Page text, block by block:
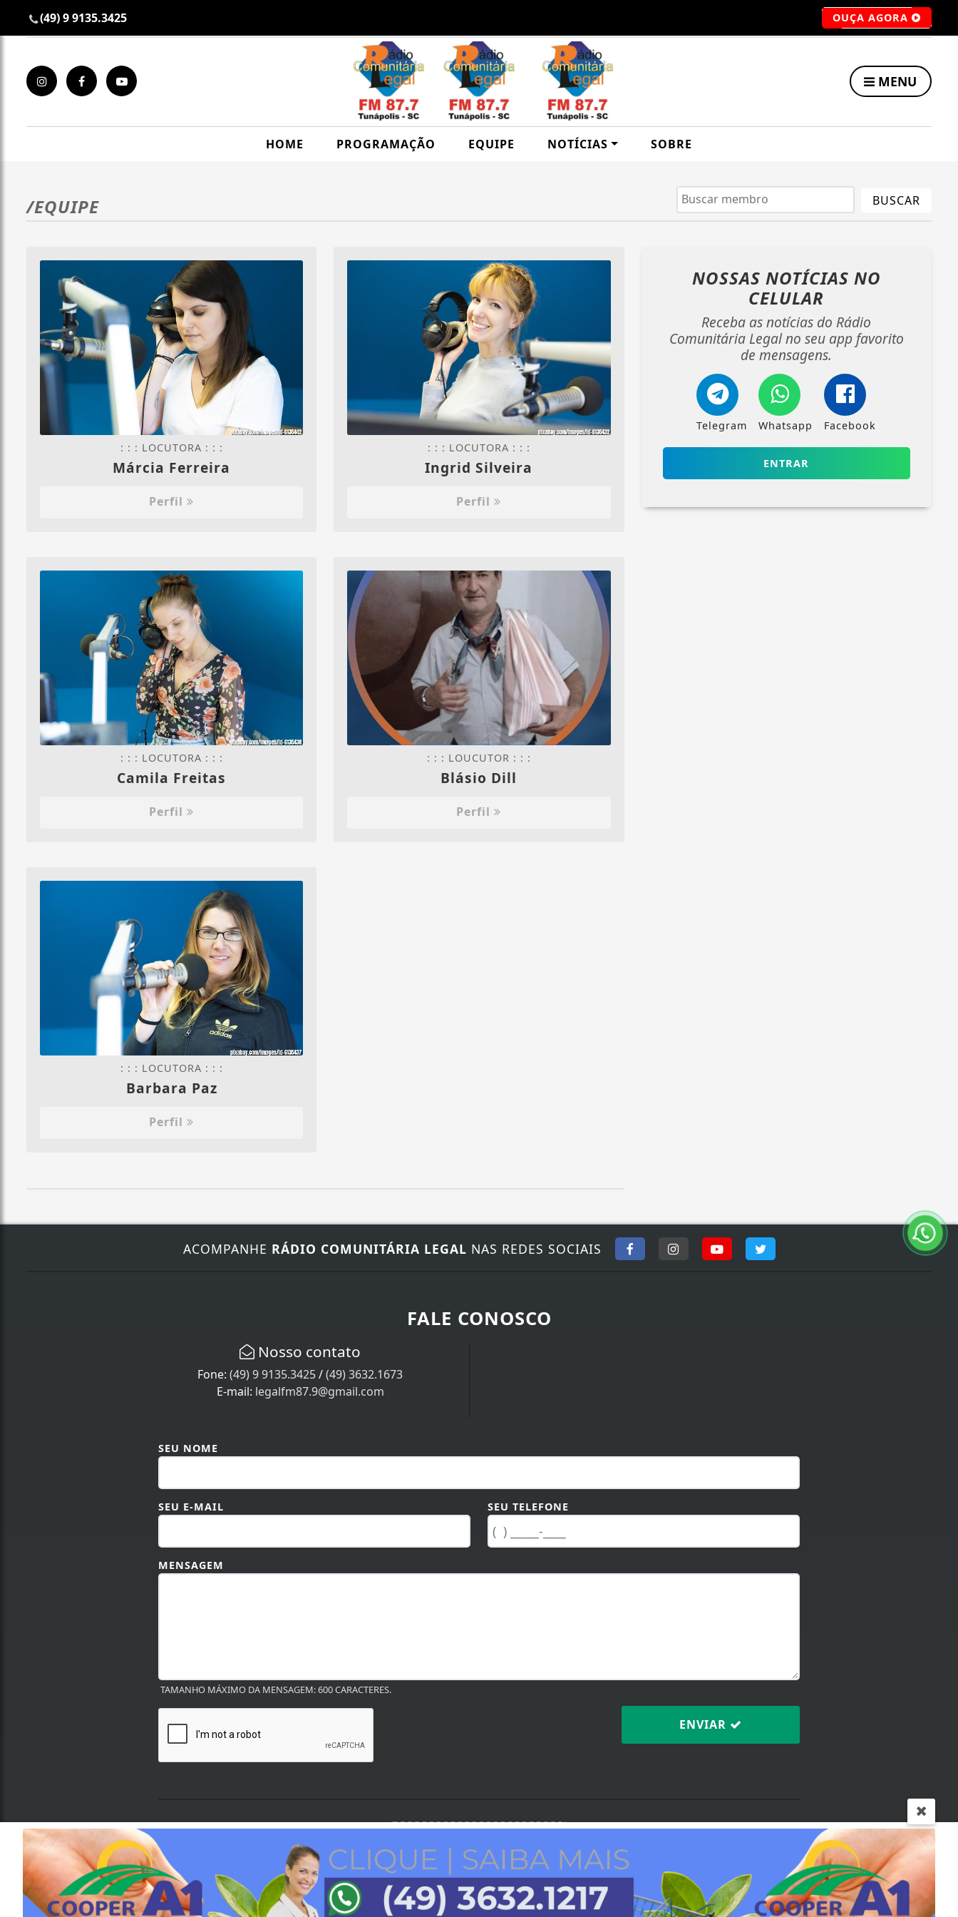
(49) 9 9135.3425 OUÇA AGORA
MENU
HOME PROGRAMAÇÃO EQUIPE NOTÍCIAS SOBRE
/EQUIPE BUSCAR
: : : LOCUTORA : : :
Márcia Ferreira
Perfil
: : : LOCUTORA : : :
Ingrid Silveira
Perfil
: : : LOCUTORA : : :
Camila Freitas
Perfil
: : : LOUCUTOR : : :
Blásio Dill
Perfil
: : : LOCUTORA : : :
Barbara Paz
Perfil
NOSSAS NOTÍCIAS NO
CELULAR
Receba as notícias do Rádio
Comunitária Legal no seu app favorito
de mensagens.
Telegram Whatsapp Facebook
ENTRAR
ACOMPANHE RÁDIO COMUNITÁRIA LEGAL NAS REDES SOCIAIS
FALE CONOSCO
Nosso contato
Fone:(49) 9 9135.3425/(49) 3632.1673
E-mail: legalfm87.9@gmail.com
SEU NOME
SEU E-MAIL SEU TELEFONE
MENSAGEM
TAMANHO MÁXIMO DA MENSAGEM: 600 CARACTERES.
ENVIAR
PRIVACIDADE
Plataforma:
Termos de Uso e Privacidade